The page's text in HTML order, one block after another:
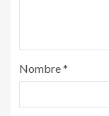
Nombre*